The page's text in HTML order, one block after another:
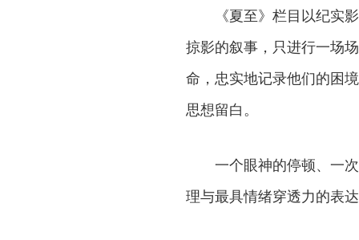
《夏至》栏目以纪实
掠影的叙事，只进行一场
命，忠实地记录他们的困
思想留白。
一个眼神的停顿、一
理与最具情绪穿透力的表